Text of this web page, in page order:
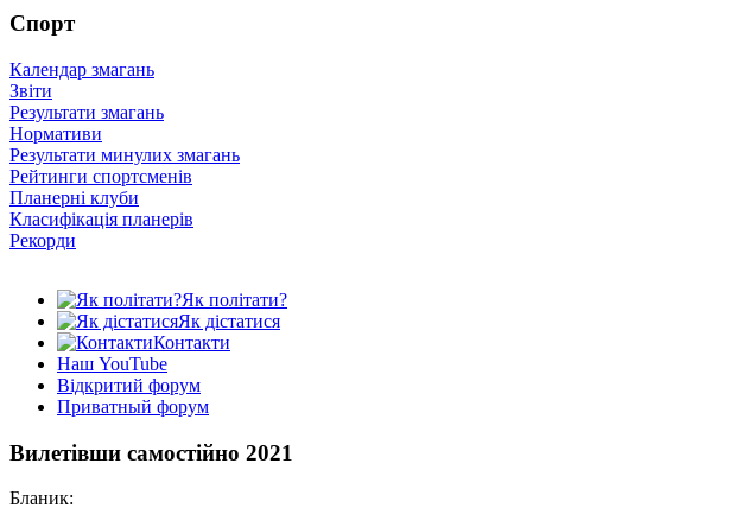
Спорт
Календар змагань
Звіти
Результати змагань
Нормативи
Результати минулих змагань
Рейтинги спортсменів
Планерні клуби
Класифікація планерів
Рекорди
Як політати?
Як дістатися
Контакти
Наш YouTube
Відкритий форум
Приватный форум
Вилетівши самостійно 2021
Бланик: